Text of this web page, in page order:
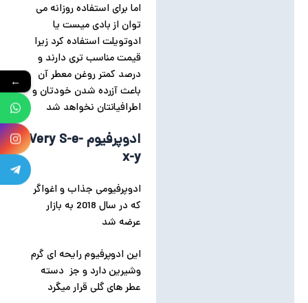
اما برای استفاده روزانه می
توان از بادی میست یا
ادوتویلت استفاده کرد زیرا
قیمت مناسب تری دارند و
درصد کمتر روغن معطر آن
باعث آزرده شدن خودتان و
اطرافیانتان نخواهد شد
ادوپرفیوم Very S-e-
x-y
ادوپرفیومی جذاب و اغواگر
که در سال 2018 به بازار
عرضه شد
این ادوپرفیوم رایحه ای گرم
وشیرین دارد و جز دسته
عطر های گلی قرار میگرد
←